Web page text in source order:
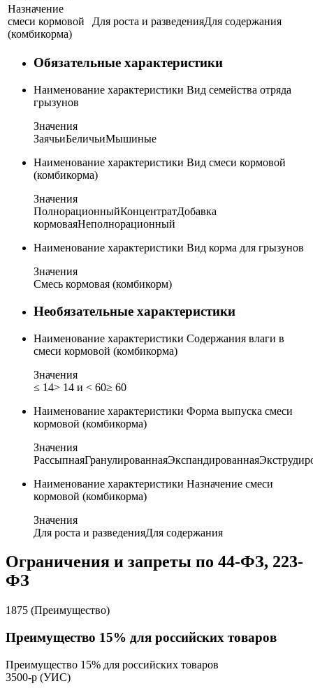
Назначение
смеси кормовой
(комбикорма)
Для роста и разведенияДля содержания
Обязательные характеристики
Наименование характеристики Вид семейства отряда
грызунов
Значения
ЗаячьиБеличьиМышиные
Наименование характеристики Вид смеси кормовой
(комбикорма)
Значения
ПолнорационныйКонцентратДобавка
кормоваяНеполнорационный
Наименование характеристики Вид корма для грызунов
Значения
Смесь кормовая (комбикорм)
Необязательные характеристики
Наименование характеристики Содержания влаги в
смеси кормовой (комбикорма)
Значения
≤ 14> 14 и < 60≥ 60
Наименование характеристики Форма выпуска смеси
кормовой (комбикорма)
Значения
РассыпнаяГранулированнаяЭкспандированная
Наименование характеристики Назначение смеси
кормовой (комбикорма)
Значения
Для роста и разведенияДля содержания
Ограничения и запреты по 44-ФЗ, 223-
ФЗ
1875 (Преимущество)
Преимущество 15% для российских товаров
Преимущество 15% для российских товаров
3500-р (УИС)